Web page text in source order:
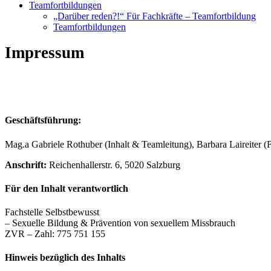
Teamfortbildungen
„Darüber reden?!“ Für Fachkräfte – Teamfortbildung
Teamfortbildungen
Impressum
Geschäftsführung:
Mag.a Gabriele Rothuber (Inhalt & Teamleitung), Barbara Laireiter
Anschrift: Reichenhallerstr. 6, 5020 Salzburg
Für den Inhalt verantwortlich
Fachstelle Selbstbewusst
– Sexuelle Bildung & Prävention von sexuellem Missbrauch
ZVR – Zahl: 775 751 155
Hinweis bezüglich des Inhalts